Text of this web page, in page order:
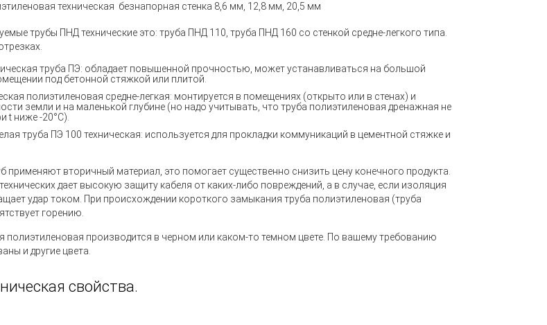
техническая безнапорная стенка 8,6 мм, 12,8 мм, 20,5 мм
трубы ПНД технические это: труба ПНД 110, труба ПНД 160 со стенкой средне-легкого типа.
труба ПЭ: обладает повышенной прочностью, может устанавливаться на большой
под бетонной стяжкой или плитой.
полиэтиленовая средне-легкая: монтируется в помещениях (открыто или в стенах) и
земли и на маленькой глубине (но надо учитывать, что труба полиэтиленовая дренажная не
t ниже -20°C).
труба ПЭ 100 техническая: используется для прокладки коммуникаций в цементной стяжке и
применяют вторичный материал, это помогает существенно снизить цену конечного продукта.
дает высокую защиту кабеля от каких-либо повреждений, а в случае, если изоляция
удар током. При происхождении короткого замыкания труба полиэтиленовая (труба
горению.
полиэтиленовая производится в черном или каком-то темном цвете. По вашему требованию
и другие цвета.
свойства.